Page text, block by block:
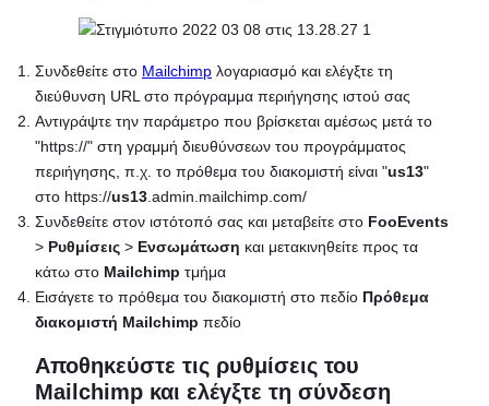
Συνδεθείτε στο Mailchimp λογαριασμό και ελέγξτε τη
διεύθυνση URL στο πρόγραμμα περιήγησης ιστού σας
Αντιγράψτε την παράμετρο που βρίσκεται αμέσως μετά το
"https://" στη γραμμή διευθύνσεων του προγράμματος
περιήγησης, π.χ. το πρόθεμα του διακομιστή είναι "us13"
στο https://us13 .admin.mailchimp.com/
Συνδεθείτε στον ιστότοπό σας και μεταβείτε στο FooEvents
> Ρυθμίσεις > Ενσωμάτωση και μετακινηθείτε προς τα
κάτω στο Mailchimp τμήμα
Εισάγετε το πρόθεμα του διακομιστή στο πεδίο Πρόθεμα
διακομιστή Mailchimp πεδίο
Αποθηκεύστε τις ρυθμίσεις του
Mailchimp και ελέγξτε τη σύνδεση